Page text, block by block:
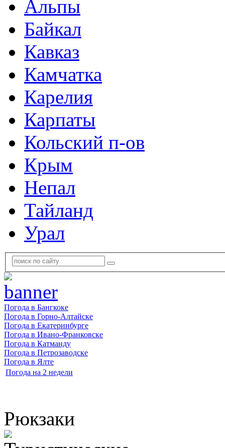
Альпы
Байкал
Кавказ
Камчатка
Карелия
Карпаты
Кольский п-ов
Крым
Непал
Тайланд
Урал
Погода в Бангкоке
Погода в Горно-Алтайске
Погода в Екатеринбурге
Погода в Ивано-Франковске
Погода в Катманду
Погода в Петрозаводске
Погода в Ялте
Погода на 2 недели
Рюкзаки